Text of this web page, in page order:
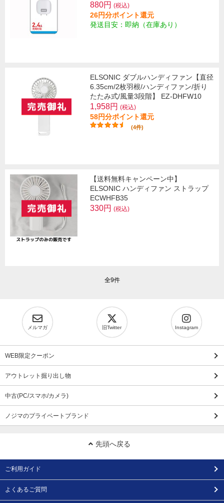
880円 (税込)
26円分ポイント還元
発送目安：即納（在庫あり）
ELSONIC ダブルハンディファン【直径
6.35cm/2枚羽根/ハンディファン/折り
たたみ式/風量3段階】 EZ-DHFW10
1,958円 (税込)
58円分ポイント還元
(4件)
【送料無料キャンペーン中】
ELSONIC ハンディファン ストラップ
ECWHFB35
330円 (税込)
全9件
メルマガ 旧Twitter Instagram
WEB限定クーポン
アウトレット掘り出し物
中古(PC/スマホ/カメラ)
ノジマのプライベートブランド
先頭へ戻る
ご利用ガイド
よくあるご質問